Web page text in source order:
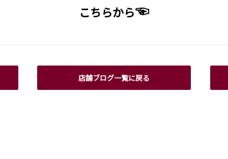
こちらから☜
店舗ブログ一覧に戻る